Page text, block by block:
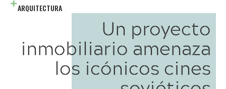
ARQUITECTURA
Un proyecto
inmobiliario amenaza
los icónicos cines